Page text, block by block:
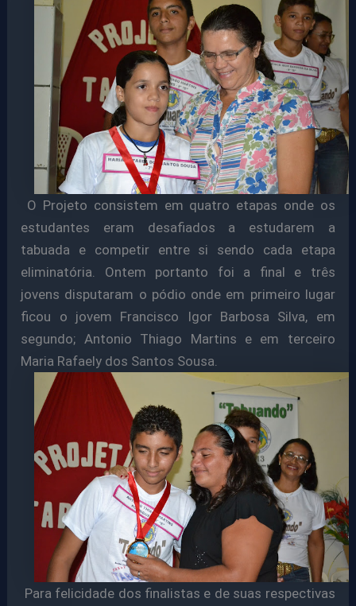
O Projeto consistem em quatro etapas onde os
estudantes eram desafiados a estudarem a
tabuada e competir entre si sendo cada etapa
eliminatória. Ontem portanto foi a final e três
jovens disputaram o pódio onde em primeiro lugar
ficou o jovem Francisco Igor Barbosa Silva, em
segundo; Antonio Thiago Martins e em terceiro
Maria Rafaely dos Santos Sousa.
Para felicidade dos finalistas e de suas respectivas